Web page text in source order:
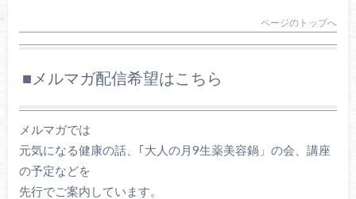
ページのトップへ
■メルマガ配信希望はこちら
メルマガでは
元気になる健康の話、｢大人の月9生薬美容鍋」の会、講座
の予定などを
先行でご案内しています。